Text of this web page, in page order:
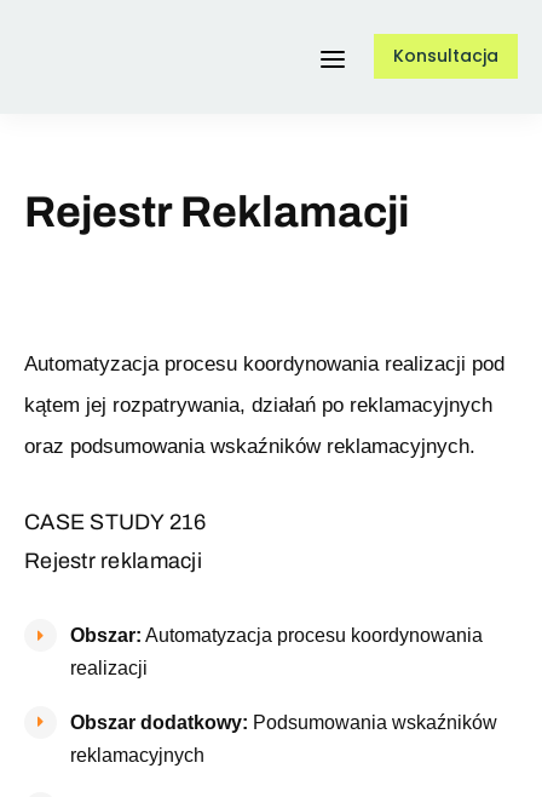
Toggle
Referencje
Case Study
Konsultacja
Rejestr Reklamacji
Automatyzacja procesu koordynowania realizacji pod
kątem jej rozpatrywania, działań po reklamacyjnych
oraz podsumowania wskaźników reklamacyjnych.
CASE STUDY 216
Rejestr reklamacji
Obszar: Automatyzacja procesu koordynowania
realizacji
Obszar dodatkowy: Podsumowania wskaźników
reklamacyjnych